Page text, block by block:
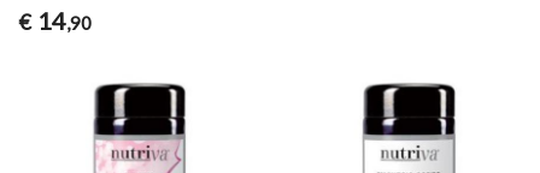
€ 14,90